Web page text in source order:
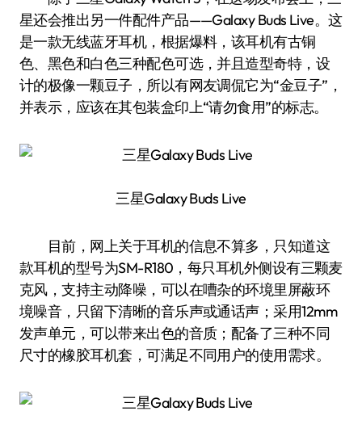
星还会推出另一件配件产品——Galaxy Buds Live。这
是一款无线蓝牙耳机，根据爆料，该耳机有古铜
色、黑色和白色三种配色可选，并且造型奇特，设
计的极像一颗豆子，所以有网友调侃它为“金豆子”，
并表示，应该在其包装盒印上“请勿食用”的标志。
三星Galaxy Buds Live
目前，网上关于耳机的信息不算多，只知道这
款耳机的型号为SM-R180，每只耳机外侧设有三颗麦
克风，支持主动降噪，可以在嘈杂的环境里屏蔽环
境噪音，只留下清晰的音乐声或通话声；采用12mm
发声单元，可以带来出色的音质；配备了三种不同
尺寸的橡胶耳机套，可满足不同用户的使用需求。